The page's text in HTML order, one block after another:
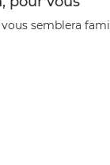
vous semblera